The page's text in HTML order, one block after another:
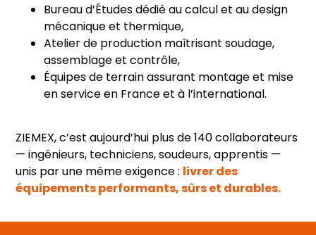
Bureau d’Études dédié au calcul et au design
mécanique et thermique,
Atelier de production maîtrisant soudage,
assemblage et contrôle,
Équipes de terrain assurant montage et mise
en service en France et à l’international.
ZIEMEX, c’est aujourd’hui plus de 140 collaborateurs
— ingénieurs, techniciens, soudeurs, apprentis —
unis par une même exigence : livrer des
équipements performants, sûrs et durables.